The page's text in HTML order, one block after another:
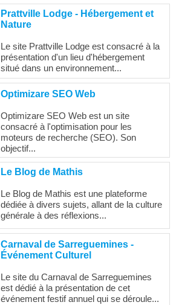
Prattville Lodge - Hébergement et
Nature
Le site Prattville Lodge est consacré à la
présentation d'un lieu d'hébergement
situé dans un environnement...
Optimizare SEO Web
Optimizare SEO Web est un site
consacré à l'optimisation pour les
moteurs de recherche (SEO). Son
objectif...
Le Blog de Mathis
Le Blog de Mathis est une plateforme
dédiée à divers sujets, allant de la culture
générale à des réflexions...
Carnaval de Sarreguemines -
Événement Culturel
Le site du Carnaval de Sarreguemines
est dédié à la présentation de cet
événement festif annuel qui se déroule...